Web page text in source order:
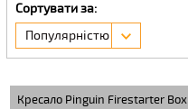
Сортувати за:
Популярністю
Кресало Pinguin Firestarter Box